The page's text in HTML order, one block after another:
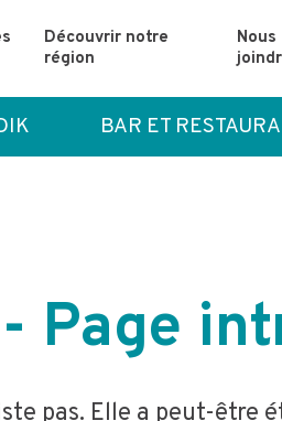
Découvrir notre
région
Nous
BAR ET
Page
pas. Elle a peut-être